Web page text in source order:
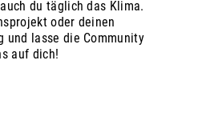
du täglich das Klima.
oder deinen
und lasse die Community
auf dich!